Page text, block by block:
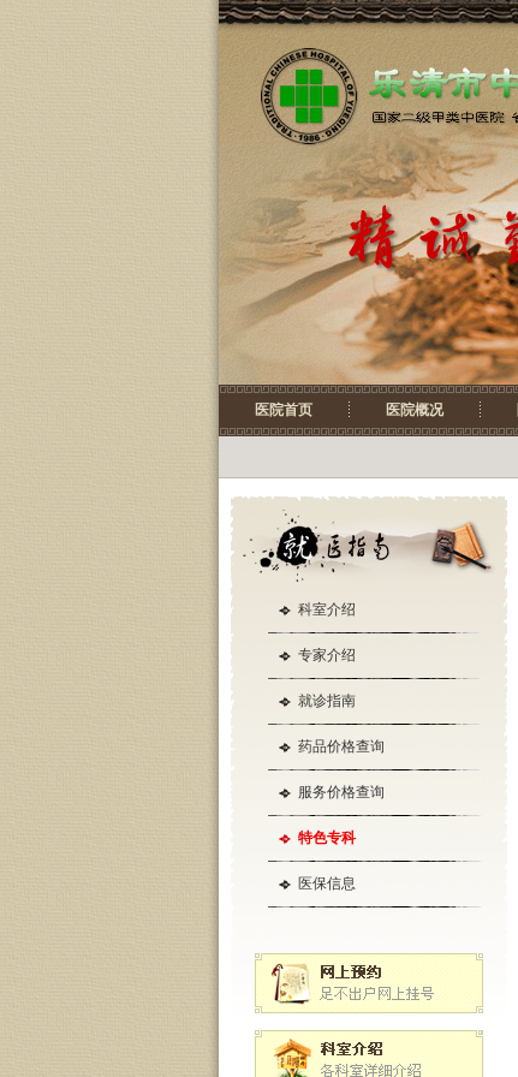
医院首页 医院概况
科室介绍
专家介绍
就诊指南
药品价格查询
服务价格查询
特色专科
医保信息